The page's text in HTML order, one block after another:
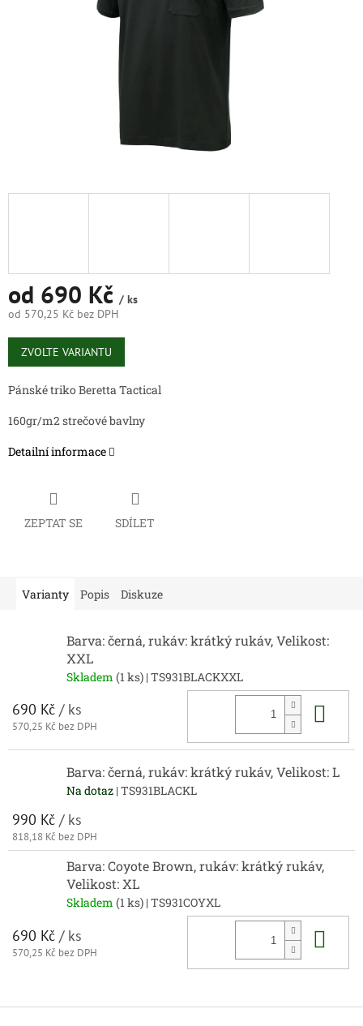
od 690 Kč / ks
od 570,25 Kč bez DPH
Měrná
cena:
ZVOLTE VARIANTU
Pánské triko Beretta Tactical
160gr/m2 strečové bavlny
Detailní informace
ZEPTAT SE SDÍLET
Varianty Popis Diskuze
Barva: černá, rukáv: krátký rukáv, Velikost:
XXL
Skladem (1 ks) | TS931BLACKXXL
690 Kč / ks
570,25 Kč bez DPH
Barva: černá, rukáv: krátký rukáv, Velikost: L
Na dotaz | TS931BLACKL
990 Kč / ks
818,18 Kč bez DPH
Barva: Coyote Brown, rukáv: krátký rukáv,
Velikost: XL
Skladem (1 ks) | TS931COYXL
690 Kč / ks
570,25 Kč bez DPH
Z